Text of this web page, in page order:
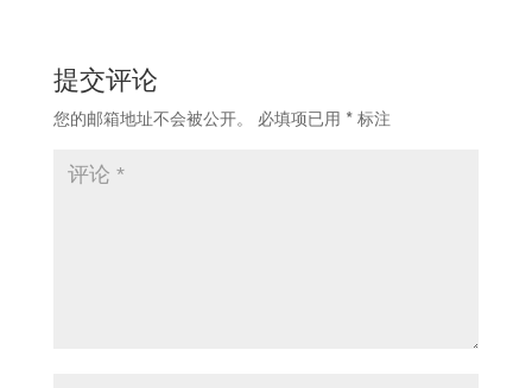
提交评论
您的邮箱地址不会被公开。 必填项已用 *标注